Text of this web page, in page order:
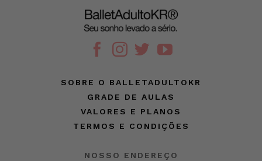
NOSSO ENDEREÇO
SOBRE O BALLETADULTOKR
GRADE DE AULAS
VALORES E PLANOS
TERMOS E CONDIÇÕES